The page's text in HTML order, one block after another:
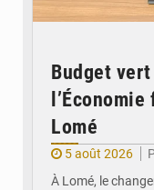
Budget
Lomé
5 août 2026
À Lomé, le